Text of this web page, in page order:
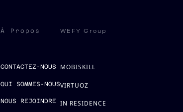
À Propos
CONTACTEZ-NOUS
QUI SOMMES-NOUS
NOUS REJOINDRE
WEFY Group
MOBISKILL
VIRTUOZ
IN RESIDENCE